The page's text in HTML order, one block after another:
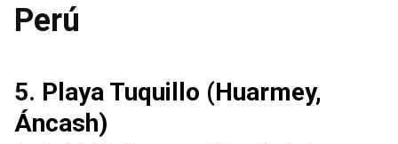
Perú
5. Playa Tuquillo (Huarmey,
Áncash)